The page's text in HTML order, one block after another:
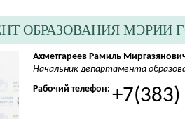
ОБРАЗОВАНИЯ МЭРИИ
Ахметгареев Рамиль
Начальник департамента
Рабочий телефон: